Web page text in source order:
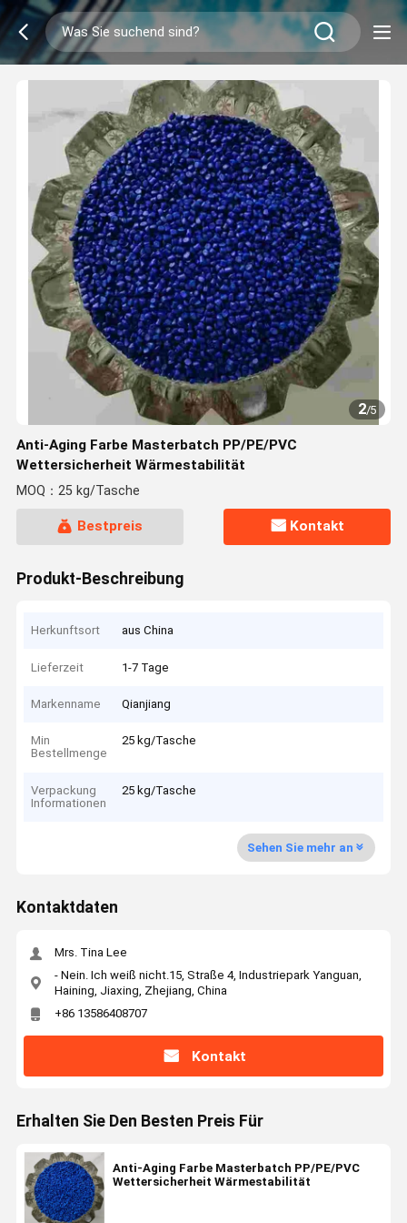
2/5
Anti-Aging Farbe Masterbatch PP/PE/PVC
Wettersicherheit Wärmestabilität
MOQ：25 kg/Tasche
Bestpreis Kontakt
Produkt-Beschreibung
Herkunftsort aus China
Lieferzeit 1-7 Tage
Markenname Qianjiang
Min
Bestellmenge
25 kg/Tasche
Verpackung
Informationen
25 kg/Tasche
Sehen Sie mehr an
Kontaktdaten
Mrs. Tina Lee
- Nein. Ich weiß nicht.15, Straße 4, Industriepark Yanguan,
Haining, Jiaxing, Zhejiang, China
+86 13586408707
Kontakt
Erhalten Sie Den Besten Preis Für
Anti-Aging Farbe Masterbatch PP/PE/PVC
Wettersicherheit Wärmestabilität